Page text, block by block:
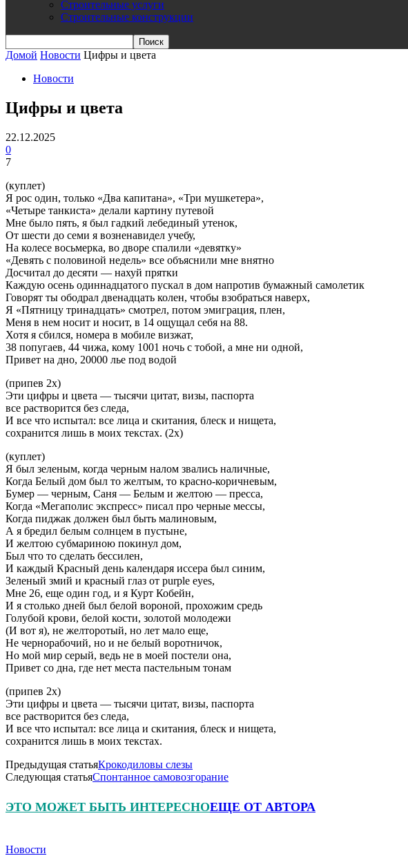
Строительные услуги
Строительные конструкции
Домой Новости Цифры и цвета
Новости
Цифры и цвета
22.12.2025
0
7
(куплет)
Я рос один, только «Два капитана», «Три мушкетера»,
«Четыре танкиста» делали картину путевой
Мне было пять, я был гадкий лебединый утенок,
От шести до семи я возненавидел учебу,
На колесе восьмерка, во дворе спалили «девятку»
«Девять с половиной недель» все объяснили мне внятно
Досчитал до десяти — нахуй прятки
Каждую осень одиннадцатого пускал в дом напротив бумажный самолетик
Говорят ты ободрал двенадцать колен, чтобы взобраться наверх,
Я «Пятницу тринадцать» смотрел, потом эмиграция, плен,
Меня в нем носит и носит, в 14 ощущал себя на 88.
Хотя я сбился, номера в мобиле визжат,
38 попугаев, 44 чижа, кому 1001 ночь с тобой, а мне ни одной,
Привет на дно, 20000 лье под водой
(припев 2х)
Эти цифры и цвета — тысячи цитат, визы, паспорта
все растворится без следа,
И все что испытал: все лица и скитания, блеск и нищета,
сохранится лишь в моих текстах. (2х)
(куплет)
Я был зеленым, когда черным налом звались наличные,
Когда Белый дом был то желтым, то красно-коричневым,
Бумер — черным, Саня — Белым и желтою — пресса,
Когда «Мегаполис экспресс» писал про черные мессы,
Когда пиджак должен был быть малиновым,
А я бредил белым солнцем в пустыне,
И желтою субмариною покинул дом,
Был что то сделать бессилен,
И каждый Красный день календаря иссера был синим,
Зеленый змий и красный глаз от purple eyes,
Мне 26, еще один год, и я Курт Кобейн,
И я столько дней был белой вороной, прохожим средь
Голубой крови, белой кости, золотой молодежи
(И вот я), не желторотый, но лет мало еще,
Не чернорабочий, но и не белый воротничок,
Но мой мир серый, ведь не в моей постели она,
Привет со дна, где нет места пастельным тонам
(припев 2х)
Эти цифры и цвета — тысячи цитат, визы, паспорта
все растворится без следа,
И все что испытал: все лица и скитания, блеск и нищета,
сохранится лишь в моих текстах.
Предыдущая статьяКрокодиловы слезы
Следующая статьяСпонтанное самовозгорание
ЭТО МОЖЕТ БЫТЬ ИНТЕРЕСНОЕЩЕ ОТ АВТОРА
Новости